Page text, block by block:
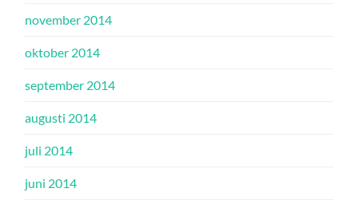
november 2014
oktober 2014
september 2014
augusti 2014
juli 2014
juni 2014